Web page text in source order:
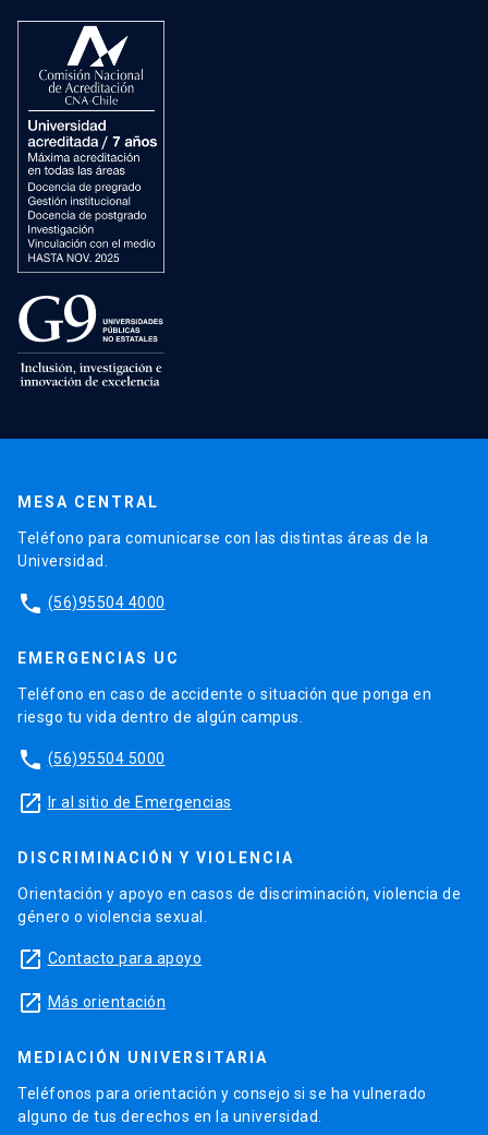
MESA CENTRAL
Teléfono para comunicarse con las distintas áreas de la
Universidad.
phone (56)95504 4000
EMERGENCIAS UC
Teléfono en caso de accidente o situación que ponga en
riesgo tu vida dentro de algún campus.
phone (56)95504 5000
launch Ir al sitio de Emergencias
DISCRIMINACIÓN Y VIOLENCIA
Orientación y apoyo en casos de discriminación, violencia de
género o violencia sexual.
launch Contacto para apoyo
launch Más orientación
MEDIACIÓN UNIVERSITARIA
Teléfonos para orientación y consejo si se ha vulnerado
alguno de tus derechos en la universidad.